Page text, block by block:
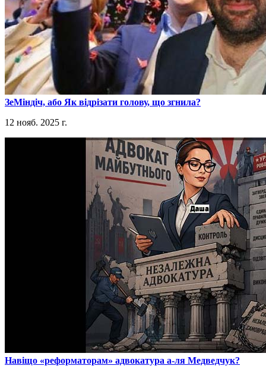
​ЗеМіндіч, або Як відрізати голову, що згнила?
12 нояб. 2025 г.
​Навіщо «реформаторам» адвокатура а-ля Медведчук?